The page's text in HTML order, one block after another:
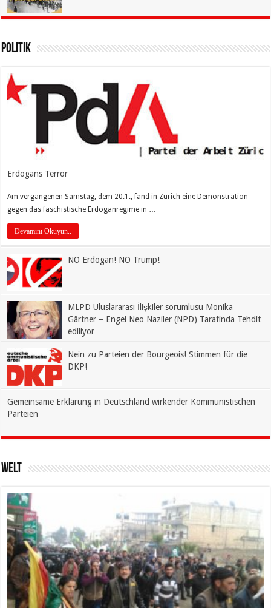
Politik
Erdogans Terror
Am vergangenen Samstag, dem 20.1., fand in Zürich eine Demonstration
gegen das faschistische Erdoganregime in …
Devamını Okuyun..
NO Erdogan! NO Trump!
MLPD Uluslararası İlişkiler sorumlusu Monika
Gärtner – Engel Neo Naziler (NPD) Tarafinda Tehdit
ediliyor…
Nein zu Parteien der Bourgeois! Stimmen für die
DKP!
Gemeinsame Erklärung in Deutschland wirkender Kommunistischen
Parteien
Welt